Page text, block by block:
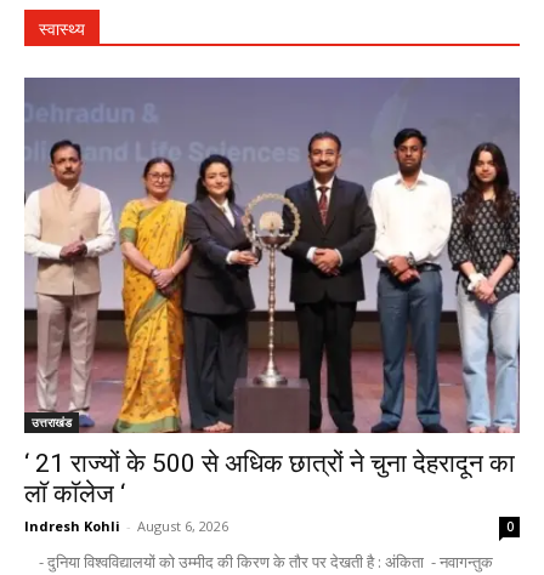
स्वास्थ्य
उत्तराखंड
‘ 21 राज्यों के 500 से अधिक छात्रों ने चुना देहरादून का
लाॅ काॅलेज ‘
Indresh Kohli - August 6, 2026 0
- दुनिया विश्वविद्यालयों को उम्मीद की किरण के तौर पर देखती है : अंकिता - नवागन्तुक